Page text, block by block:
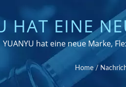
HAT EINE
40 JAHRE
YUANYU hat eine neue Marke,
Home /